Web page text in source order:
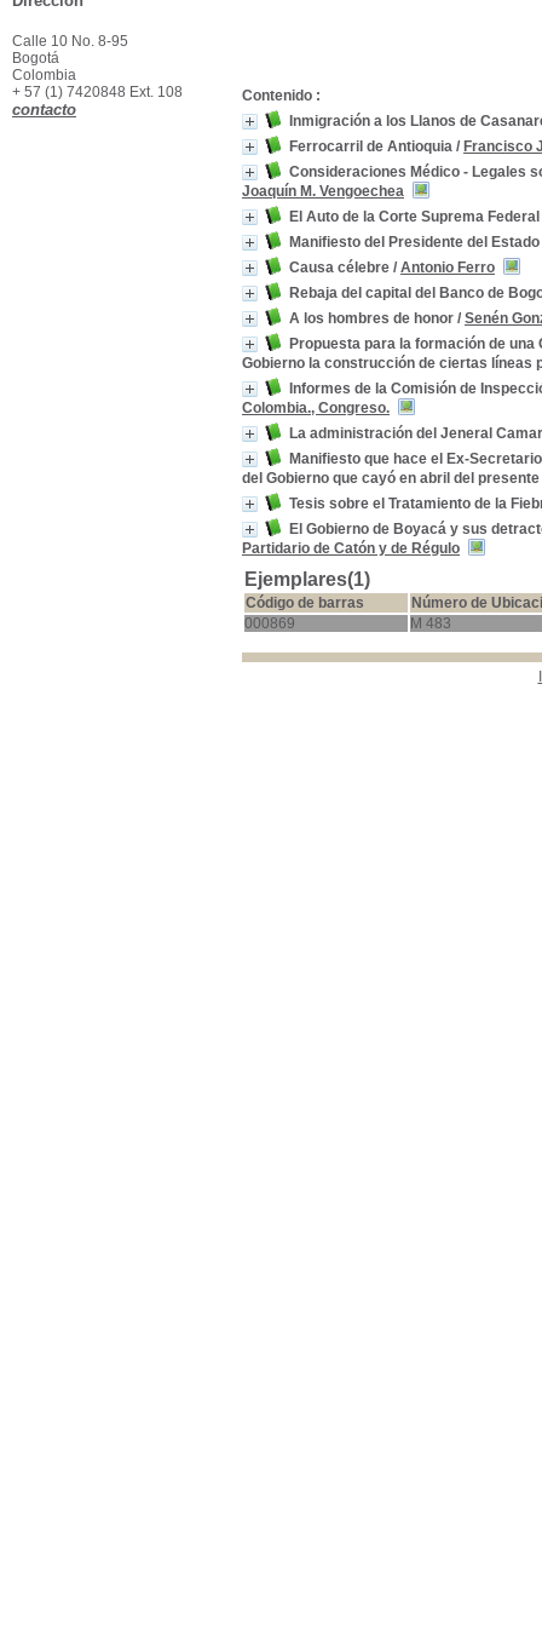
Contenido :
Inmigración a los Llanos de
Ferrocarril de Antioquia / Francisco
Consideraciones Médico - Legales
Joaquín M. Vengoechea
El Auto de la Corte Suprema
Manifiesto del Presidente del
Causa célebre / Antonio Ferro
Rebaja del capital del Banco de
A los hombres de honor / Senén
Propuesta para la formación de
Gobierno la construcción de ciertas líneas
Informes de la Comisión de
Colombia., Congreso.
La administración del Jeneral
Manifiesto que hace el Ex-
del Gobierno que cayó en abril del presente
Tesis sobre el Tratamiento de la
El Gobierno de Boyacá y sus
Partidario de Catón y de Régulo
Ejemplares(1)
Código de barras
Número de
000869
M 483
Calle 10 No. 8-95
Bogotá
Colombia
+ 57 (1) 7420848 Ext. 108
contacto